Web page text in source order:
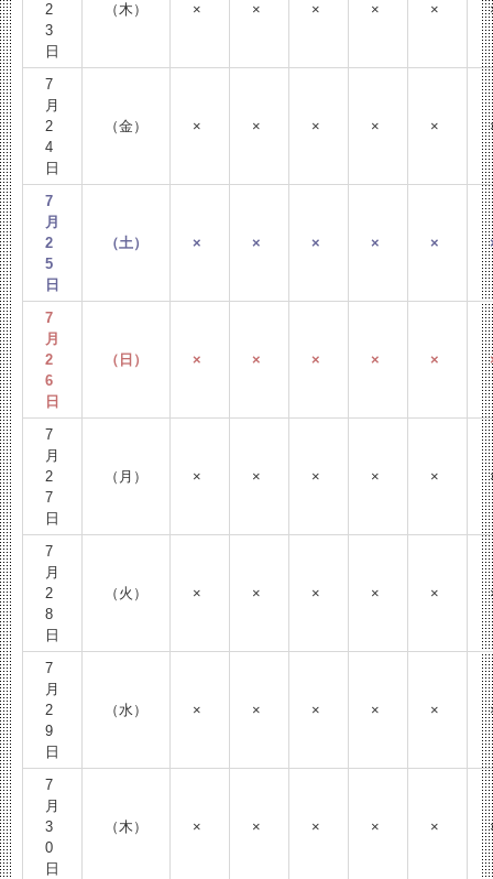
2
3
日
（木） × × × × ×
7
月
2
4
日
（金） × × × × ×
7
月
2
5
日
（土） × × × × ×
7
月
2
6
日
（日） × × × × ×
7
月
2
7
日
（月） × × × × ×
7
月
2
8
日
（火） × × × × ×
7
月
2
9
日
（水） × × × × ×
7
月
3
0
日
（木） × × × × ×